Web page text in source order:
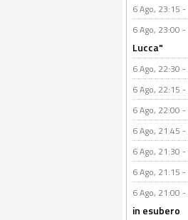
6 Ago, 23:15 -
6 Ago, 23:00 -
Lucca"
6 Ago, 22:30 -
6 Ago, 22:15 -
6 Ago, 22:00 -
6 Ago, 21:45 -
6 Ago, 21:30 -
6 Ago, 21:15 -
6 Ago, 21:00 -
in esubero